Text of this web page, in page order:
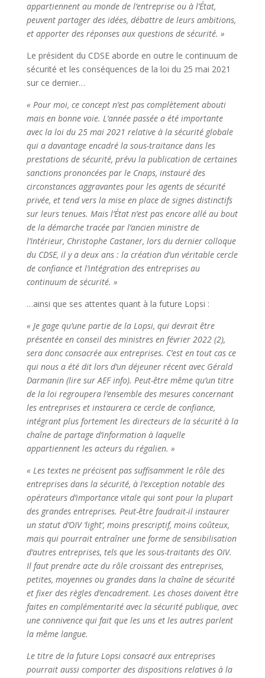
appartiennent au monde de l’entreprise ou à l’État,
peuvent partager des idées, débattre de leurs ambitions,
et apporter des réponses aux questions de sécurité. »
Le président du CDSE aborde en outre le continuum de
sécurité et les conséquences de la loi du 25 mai 2021
sur ce dernier…
« Pour moi, ce concept n’est pas complètement abouti
mais en bonne voie. L’année passée a été importante
avec la loi du 25 mai 2021 relative à la sécurité globale
qui a davantage encadré la sous-traitance dans les
prestations de sécurité, prévu la publication de certaines
sanctions prononcées par le Cnaps, instauré des
circonstances aggravantes pour les agents de sécurité
privée, et tend vers la mise en place de signes distinctifs
sur leurs tenues. Mais l’État n’est pas encore allé au bout
de la démarche tracée par l’ancien ministre de
l’Intérieur, Christophe Castaner, lors du dernier colloque
du CDSE, il y a deux ans : la création d’un véritable cercle
de confiance et l’intégration des entreprises au
continuum de sécurité. »
…ainsi que ses attentes quant à la future Lopsi :
« Je gage qu’une partie de la Lopsi, qui devrait être
présentée en conseil des ministres en février 2022 (2),
sera donc consacrée aux entreprises. C’est en tout cas ce
qui nous a été dit lors d’un déjeuner récent avec Gérald
Darmanin (lire sur AEF info). Peut-être même qu’un titre
de la loi regroupera l’ensemble des mesures concernant
les entreprises et instaurera ce cercle de confiance,
intégrant plus fortement les directeurs de la sécurité à la
chaîne de partage d’information à laquelle
appartiennent les acteurs du régalien. »
« Les textes ne précisent pas suffisamment le rôle des
entreprises dans la sécurité, à l’exception notable des
opérateurs d’importance vitale qui sont pour la plupart
des grandes entreprises. Peut-être faudrait-il instaurer
un statut d’OIV ‘light’, moins prescriptif, moins coûteux,
mais qui pourrait entraîner une forme de sensibilisation
d’autres entreprises, tels que les sous-traitants des OIV.
Il faut prendre acte du rôle croissant des entreprises,
petites, moyennes ou grandes dans la chaîne de sécurité
et fixer des règles d’encadrement. Les choses doivent être
faites en complémentarité avec la sécurité publique, avec
une connivence qui fait que les uns et les autres parlent
la même langue.
Le titre de la future Lopsi consacré aux entreprises
pourrait aussi comporter des dispositions relatives à la